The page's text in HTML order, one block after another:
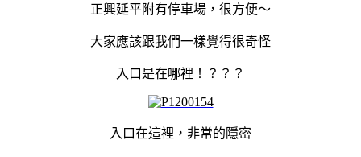
正興延平附有停車場，很方便～
大家應該跟我們一樣覺得很奇怪
入口是在哪裡！？？？
入口在這裡，非常的隱密